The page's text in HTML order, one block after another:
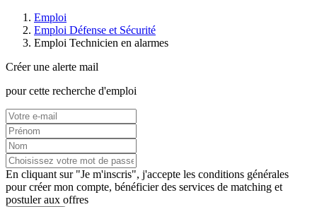
Emploi
Emploi Défense et Sécurité
Emploi Technicien en alarmes
Créer une alerte mail
pour cette recherche d'emploi
En cliquant sur "Je m'inscris", j'accepte les conditions générales
pour créer mon compte, bénéficier des services de matching et
postuler aux offres